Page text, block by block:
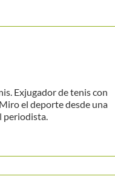
Exjugador de tenis con
el deporte desde una
periodista.